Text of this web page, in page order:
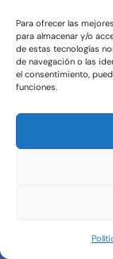
Para ofrecer las
para almacenar y/o
de estas tecnologías
de navegación o las
el consentimiento,
funciones.
Somos un
protección y
amenazados
experiencia y el
Nuestra
especializado
altamente
cimiento de
los desafíos